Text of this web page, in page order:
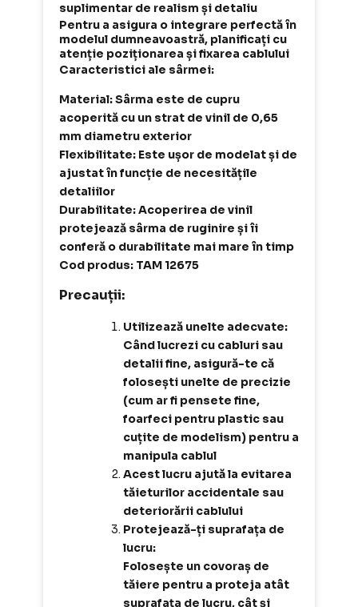
suplimentar de realism și detaliu
Pentru a asigura o integrare perfectă în
modelul dumneavoastră, planificați cu
atenție poziționarea și fixarea cablului
Caracteristici ale sârmei:
Material: Sârma este de cupru
acoperită cu un strat de vinil de 0,65
mm diametru exterior
Flexibilitate: Este ușor de modelat și de
ajustat în funcție de necesitățile
detaliilor
Durabilitate: Acoperirea de vinil
protejează sârma de ruginire și îi
conferă o durabilitate mai mare în timp
Cod produs: TAM 12675
Precauții:
Utilizează unelte adecvate:
Când lucrezi cu cabluri sau
detalii fine, asigură-te că
folosești unelte de precizie
(cum ar fi pensete fine,
foarfeci pentru plastic sau
cuțite de modelism) pentru a
manipula cablul
Acest lucru ajută la evitarea
tăieturilor accidentale sau
deteriorării cablului
Protejează-ți suprafața de
lucru:
Folosește un covoraș de
tăiere pentru a proteja atât
suprafața de lucru, cât și